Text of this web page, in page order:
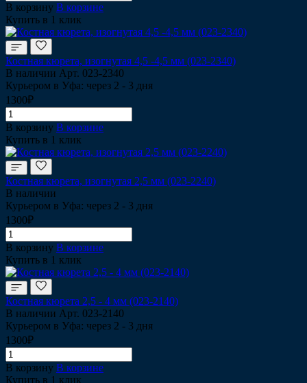
В корзину В корзине
Купить в 1 клик
Костная кюрета, изогнутая 4,5 -4,5 мм (023-2340)
В наличии Арт. 023-2340
Курьером в Уфа: через 2 - 3 дня
1300₽
В корзину В корзине
Купить в 1 клик
Костная кюрета, изогнутая 2,5 мм (023-2240)
В наличии
Курьером в Уфа: через 2 - 3 дня
1300₽
В корзину В корзине
Купить в 1 клик
Костная кюрета 2,5 - 4 мм (023-2140)
В наличии Арт. 023-2140
Курьером в Уфа: через 2 - 3 дня
1300₽
В корзину В корзине
Купить в 1 клик